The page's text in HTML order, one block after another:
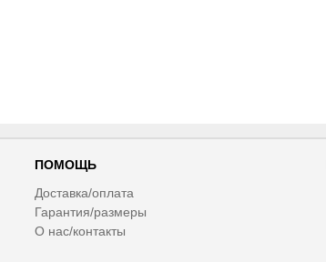
ПОМОЩЬ
Доставка/оплата
Гарантия/размеры
О нас/контакты